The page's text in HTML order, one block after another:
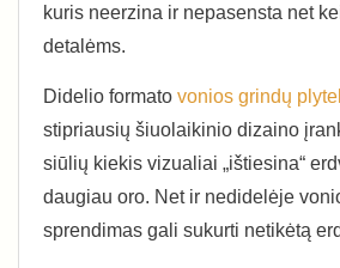
kuris neerzina ir nepasensta net
detalėms.
Didelio formato vonios grindų
stipriausių šiuolaikinio dizaino
siūlių kiekis vizualiai „ištiesina“
daugiau oro. Net ir nedidelėje
sprendimas gali sukurti netikėtą